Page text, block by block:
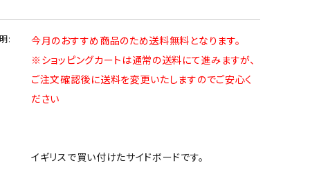
:
今月のおすすめ商品のため送料無料となります。
※ショッピングカートは通常の送料にて進みますが、
ご注文確認後に送料を変更いたしますのでご安心く
ださい
イギリスで買い付けたサイドボードです。